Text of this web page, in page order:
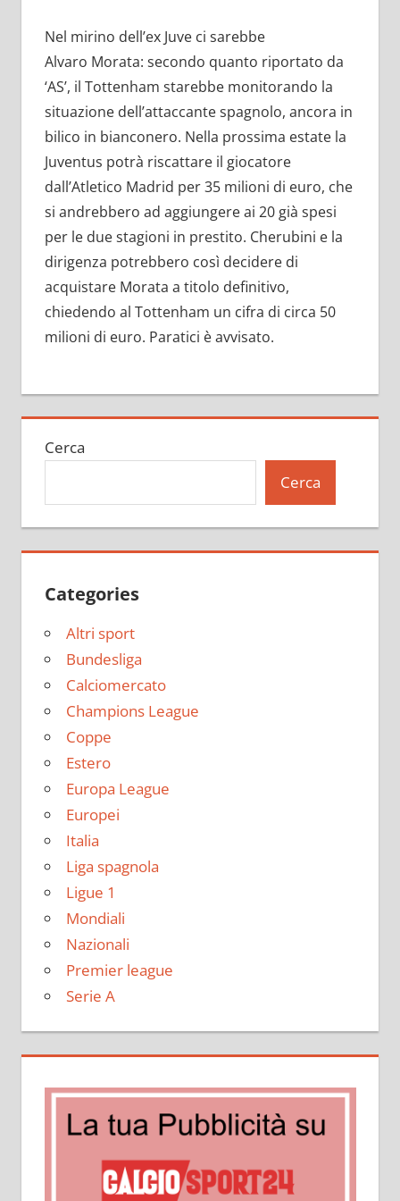
Nel mirino dell’ex Juve ci sarebbe
Alvaro Morata: secondo quanto riportato da
‘AS’, il Tottenham starebbe monitorando la
situazione dell’attaccante spagnolo, ancora in
bilico in bianconero. Nella prossima estate la
Juventus potrà riscattare il giocatore
dall’Atletico Madrid per 35 milioni di euro, che
si andrebbero ad aggiungere ai 20 già spesi
per le due stagioni in prestito. Cherubini e la
dirigenza potrebbero così decidere di
acquistare Morata a titolo definitivo,
chiedendo al Tottenham un cifra di circa 50
milioni di euro. Paratici è avvisato.
Cerca
Cerca
Categories
Altri sport
Bundesliga
Calciomercato
Champions League
Coppe
Estero
Europa League
Europei
Italia
Liga spagnola
Ligue 1
Mondiali
Nazionali
Premier league
Serie A